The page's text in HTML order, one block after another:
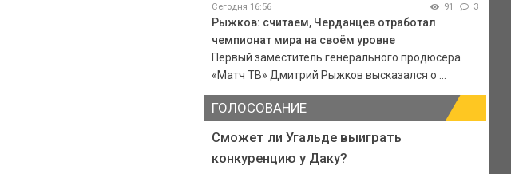
Сегодня 16:56 91 3
Рыжков: считаем, Черданцев отработал
чемпионат мира на своём уровне
Первый заместитель генерального продюсера
«Матч ТВ» Дмитрий Рыжков высказался о ...
ГОЛОСОВАНИЕ
Сможет ли Угальде выиграть
конкуренцию у Даку?